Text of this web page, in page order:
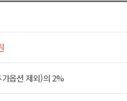
옵션 제외)의 2%